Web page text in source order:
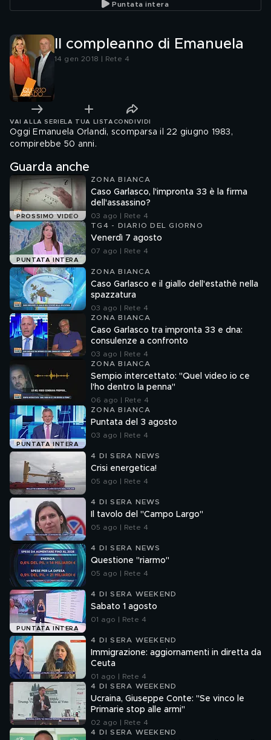
Puntata intera
Il compleanno di Emanuela
14 gen 2018 | Rete 4
VAI ALLA SERIE LA TUA LISTA CONDIVIDI
Oggi Emanuela Orlandi, scomparsa il 22 giugno 1983,
compirebbe 50 anni.
Guarda anche
PROSSIMO VIDEO
ZONA BIANCA
Caso Garlasco, l'impronta 33 è la firma
dell'assassino?
03 ago | Rete 4
PUNTATA INTERA
TG4 - DIARIO DEL GIORNO
Venerdì 7 agosto
07 ago | Rete 4
ZONA BIANCA
Caso Garlasco e il giallo dell'estathè nella
spazzatura
03 ago | Rete 4
ZONA BIANCA
Caso Garlasco tra impronta 33 e dna:
consulenze a confronto
03 ago | Rete 4
ZONA BIANCA
Sempio intercettato: "Quel video io ce
l'ho dentro la penna"
06 ago | Rete 4
PUNTATA INTERA
ZONA BIANCA
Puntata del 3 agosto
03 ago | Rete 4
4 DI SERA NEWS
Crisi energetica!
05 ago | Rete 4
4 DI SERA NEWS
Il tavolo del "Campo Largo"
05 ago | Rete 4
4 DI SERA NEWS
Questione "riarmo"
05 ago | Rete 4
PUNTATA INTERA
4 DI SERA WEEKEND
Sabato 1 agosto
01 ago | Rete 4
4 DI SERA WEEKEND
Immigrazione: aggiornamenti in diretta da
Ceuta
01 ago | Rete 4
4 DI SERA WEEKEND
Ucraina, Giuseppe Conte: "Se vinco le
Primarie stop alle armi"
02 ago | Rete 4
4 DI SERA WEEKEND